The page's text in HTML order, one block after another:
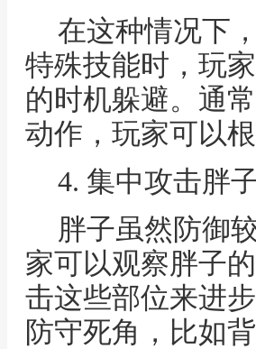
在这种情况下
特殊技能时，玩
的时机躲避。通
动作，玩家可以
4. 集中攻击胖
胖子虽然防御
家可以观察胖子
击这些部位来进
防守死角，比如